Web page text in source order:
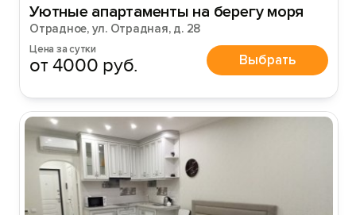
Уютные апартаменты на берегу моря
Отрадное, ул. Отрадная, д. 28
Цена за сутки
от 4000 руб. Выбрать